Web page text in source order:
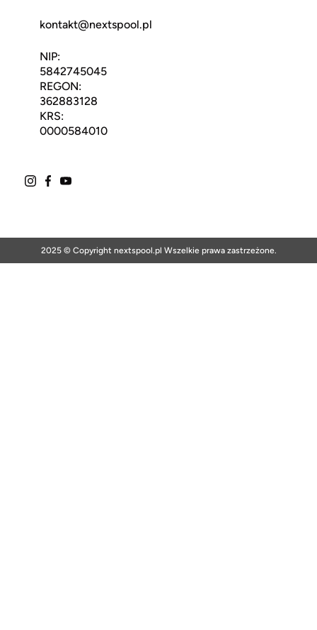
kontakt@nextspool.pl
NIP:
5842745045
REGON:
362883128
KRS:
0000584010